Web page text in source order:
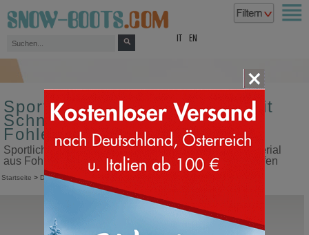
EN
Sportliche Damen Sneakers mit
Schnürung Obermaterial aus
Fohlen
Sportliche Damen Sneakers mit Schnürung Obermaterial
aus Fohlen in unserem Snow Boots Online Shop kaufen
Startseite > Damen >Sneakers
BnG Real Shoes